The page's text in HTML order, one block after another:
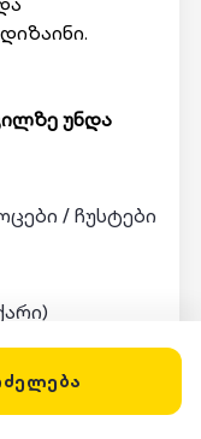
უნდა
/ ჩუსტები